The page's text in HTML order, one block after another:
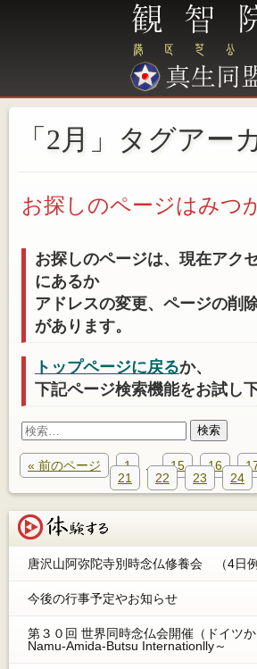
「2月」タグアー
お探しのページはみつ
お探しのページは、現在アク
にあるか
アドレスの変更、ページの削
があります。
トップページに戻るか、
下記ページ検索機能をお試し下
検
« 前のページ
1 … 15 16
21
22 23 24
唐沢山阿弥陀寺別時念仏修養会 （4日例
今後の行事予定やお知らせ
第３０回 世界同時念仏会開催（ドイツ
Namu-Amida-Butsu Internationlly～